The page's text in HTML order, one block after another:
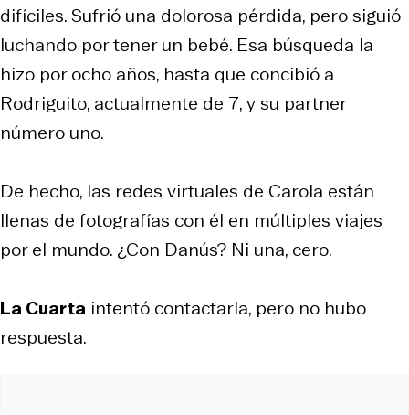
difíciles. Sufrió una dolorosa pérdida, pero siguió
luchando por tener un bebé. Esa búsqueda la
hizo por ocho años, hasta que concibió a
Rodriguito, actualmente de 7, y su partner
número uno.
De hecho, las redes virtuales de Carola están
llenas de fotografías con él en múltiples viajes
por el mundo. ¿Con Danús? Ni una, cero.
La Cuarta intentó contactarla, pero no hubo
respuesta.